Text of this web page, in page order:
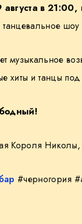
августа в 21:00,
танцевальное шоу
музыкальное
хиты и танцы
Короля Николы,
#черногория